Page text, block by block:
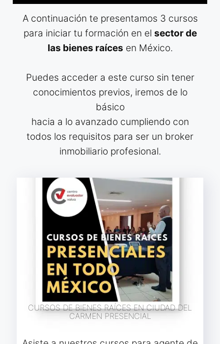
A continuación te presentamos 3 cursos
para iniciar tu formación en el sector de
las bienes raíces en México.
Puedes acceder a este curso sin tener
conocimientos previos, iremos de lo
básico
hacia a lo avanzado cumpliendo con
todos los requisitos para ser un broker
inmobiliario profesional.
CURSOS DE BIENES RAÍCES EN CIUDAD DEL
CARMEN PRESENCIAL